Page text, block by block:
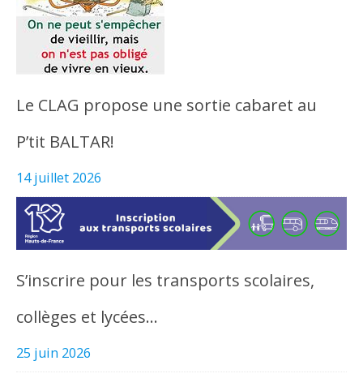
Le CLAG propose une sortie cabaret au
P’tit BALTAR!
14 juillet 2026
S’inscrire pour les transports scolaires,
collèges et lycées…
25 juin 2026